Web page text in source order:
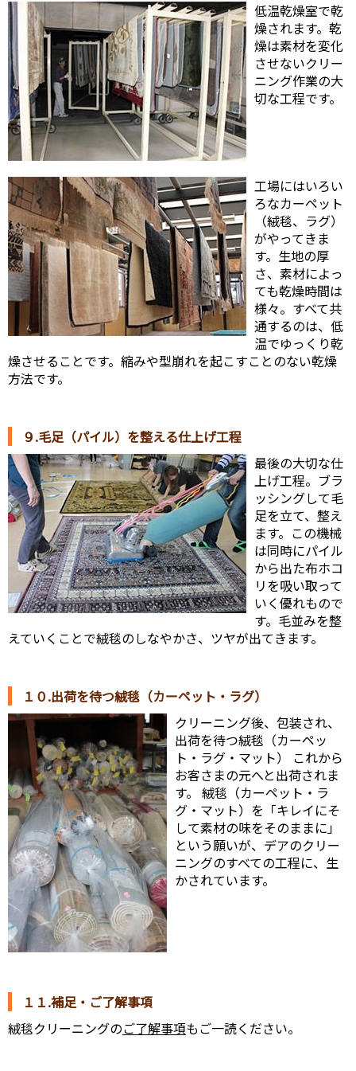
低温乾燥室で乾
燥されます。乾
燥は素材を変化
させないクリー
ニング作業の大
切な工程です。
工場にはいろい
ろなカーペット
（絨毯、ラグ）
がやってきま
す。生地の厚
さ、素材によっ
ても乾燥時間は
様々。すべて共
通するのは、低
温でゆっくり乾
燥させることです。縮みや型崩れを起こすことのない乾燥
方法です。
９.毛足（パイル）を整える仕上げ工程
最後の大切な仕
上げ工程。ブラ
ッシングして毛
足を立て、整え
ます。この機械
は同時にパイル
から出た布ホコ
リを吸い取って
いく優れもので
す。毛並みを整
えていくことで絨毯のしなやかさ、ツヤが出てきます。
１０.出荷を待つ絨毯（カーペット・ラグ）
クリーニング後、包装され、
出荷を待つ絨毯（カーペッ
ト・ラグ・マット） これから
お客さまの元へと出荷されま
す。 絨毯（カーペット・ラ
グ・マット）を「キレイにそ
して素材の味をそのままに」
という願いが、デアのクリー
ニングのすべての工程に、生
かされています。
１１.補足・ご了解事項
絨毯クリーニングのご了解事項もご一読ください。